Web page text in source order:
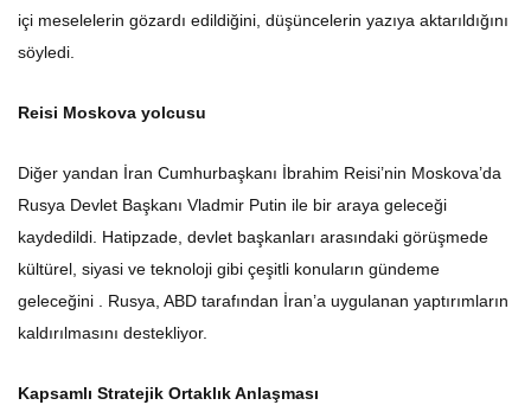
içi meselelerin gözardı edildiğini, düşüncelerin yazıya aktarıldığını
söyledi.
Reisi Moskova yolcusu
Diğer yandan İran Cumhurbaşkanı İbrahim Reisi’nin Moskova’da
Rusya Devlet Başkanı Vladmir Putin ile bir araya geleceği
kaydedildi. Hatipzade, devlet başkanları arasındaki görüşmede
kültürel, siyasi ve teknoloji gibi çeşitli konuların gündeme
geleceğini . Rusya, ABD tarafından İran’a uygulanan yaptırımların
kaldırılmasını destekliyor.
Kapsamlı Stratejik Ortaklık Anlaşması